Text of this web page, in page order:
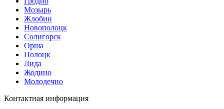
Мозырь
Жлобин
Новополоцк
Солигорск
Орша
Полоцк
Лида
Жодино
Молодечно
Контактная информация